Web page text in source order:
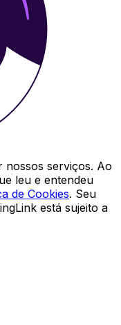
nossos serviços. Ao
leu e entendeu
de Cookies. Seu
está sujeito a